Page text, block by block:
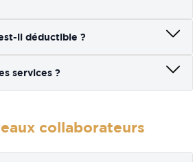
il déductible ?
services ?
collaborateurs